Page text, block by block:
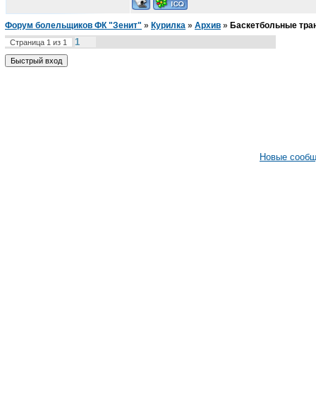
Форум болельщиков ФК "Зенит" » Курилка » Архив » Баскетбольные
Страница 1 из 1 1
Новые